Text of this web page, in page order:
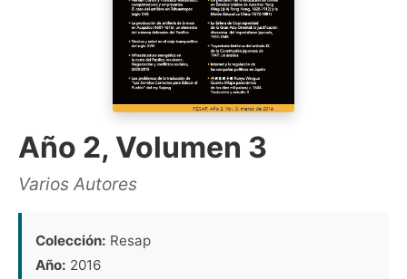
Año 2, Volumen 3
Varios Autores
Colección: Resap
Año: 2016